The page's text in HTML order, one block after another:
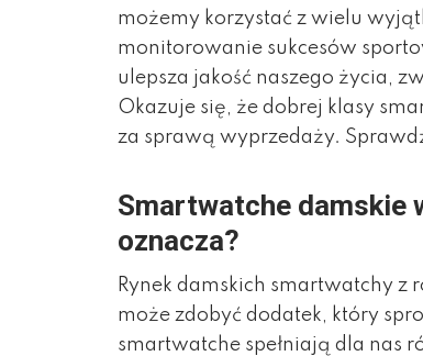
możemy korzystać z wielu
monitorowanie sukcesów
ulepsza jakość naszego życia,
Okazuje się, że dobrej klasy
za sprawą wyprzedaży.
Smartwatche damskie
oznacza?
Rynek damskich smartwatchy z
może zdobyć dodatek, który
smartwatche spełniają dla nas